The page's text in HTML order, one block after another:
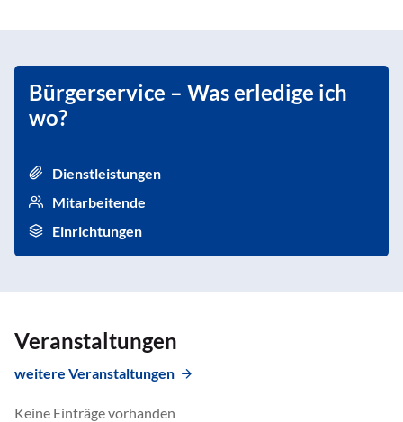
Bürgerservice – Was erledige ich
wo?
Dienstleistungen
Mitarbeitende
Einrichtungen
Veranstaltungen
weitere Veranstaltungen
Keine Einträge vorhanden